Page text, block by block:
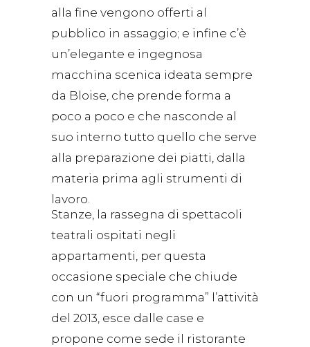
alla fine vengono offerti al
pubblico in assaggio; e infine c’è
un’elegante e ingegnosa
macchina scenica ideata sempre
da Bloise, che prende forma a
poco a poco e che nasconde al
suo interno tutto quello che serve
alla preparazione dei piatti, dalla
materia prima agli strumenti di
lavoro.
Stanze, la rassegna di spettacoli
teatrali ospitati negli
appartamenti, per questa
occasione speciale che chiude
con un “fuori programma” l’attività
del 2013, esce dalle case e
propone come sede il ristorante